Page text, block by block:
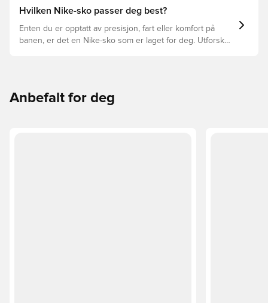
fotballsko som er det beste valget for de forskjellige
Hvilken Nike-sko passer deg best?
Enten du er opptatt av presisjon, fart eller komfort på
banen, er det en Nike-sko som er laget for deg. Utforsk
Anbefalt for deg